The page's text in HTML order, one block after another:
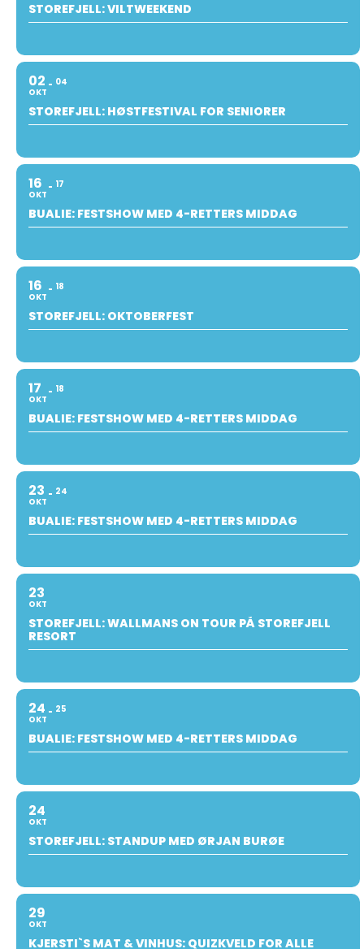
STOREFJELL: VILTWEEKEND
02
OKT
04
STOREFJELL: HØSTFESTIVAL FOR SENIORER
16
OKT
17
BUALIE: FESTSHOW MED 4-RETTERS MIDDAG
16
OKT
18
STOREFJELL: OKTOBERFEST
17
OKT
18
BUALIE: FESTSHOW MED 4-RETTERS MIDDAG
23
OKT
24
BUALIE: FESTSHOW MED 4-RETTERS MIDDAG
23
OKT
STOREFJELL: WALLMANS ON TOUR PÅ STOREFJELL
RESORT
24
OKT
25
BUALIE: FESTSHOW MED 4-RETTERS MIDDAG
24
OKT
STOREFJELL: STANDUP MED ØRJAN BURØE
29
OKT
KJERSTI`S MAT & VINHUS: QUIZKVELD FOR ALLE